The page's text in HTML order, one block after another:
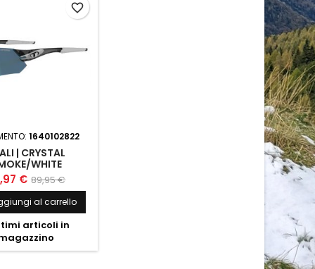
1640102822
| CRYSTAL
WHITE
€ 89,95 €
al carrello
articoli in
favorite_border